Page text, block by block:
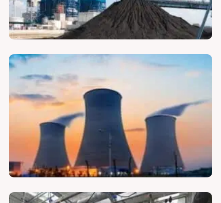
لوازم فیلتر HEPA